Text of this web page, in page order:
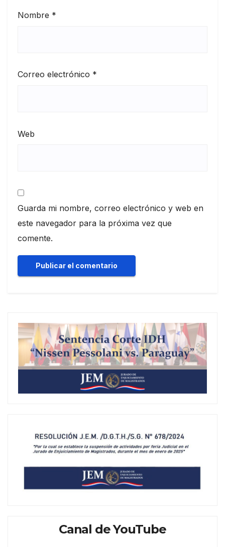
Nombre *
Correo electrónico *
Web
Guarda mi nombre, correo electrónico y web en
este navegador para la próxima vez que
comente.
Canal de YouTube